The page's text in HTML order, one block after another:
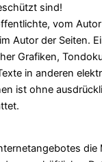
sind!
vom
Autor der Seiten.
Grafiken,
in anderen
ist ohne
die